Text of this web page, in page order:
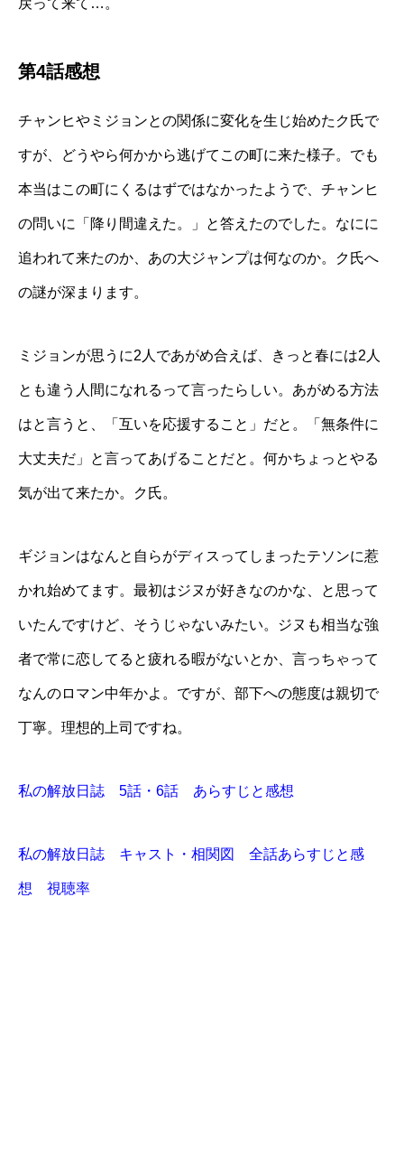
戻って来て…。
第4話感想
チャンヒやミジョンとの関係に変化を生じ始めたク氏で
すが、どうやら何かから逃げてこの町に来た様子。でも
本当はこの町にくるはずではなかったようで、チャンヒ
の問いに「降り間違えた。」と答えたのでした。なにに
追われて来たのか、あの大ジャンプは何なのか。ク氏へ
の謎が深まります。
ミジョンが思うに2人であがめ合えば、きっと春には2人
とも違う人間になれるって言ったらしい。あがめる方法
はと言うと、「互いを応援すること」だと。「無条件に
大丈夫だ」と言ってあげることだと。何かちょっとやる
気が出て来たか。ク氏。
ギジョンはなんと自らがディスってしまったテソンに惹
かれ始めてます。最初はジヌが好きなのかな、と思って
いたんですけど、そうじゃないみたい。ジヌも相当な強
者で常に恋してると疲れる暇がないとか、言っちゃって
なんのロマン中年かよ。ですが、部下への態度は親切で
丁寧。理想的上司ですね。
私の解放日誌 5話・6話 あらすじと感想
私の解放日誌 キャスト・相関図 全話あらすじと感
想 視聴率